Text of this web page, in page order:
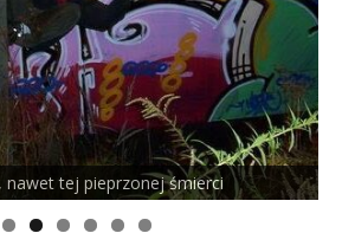
nawet tej pieprzonej śmierci